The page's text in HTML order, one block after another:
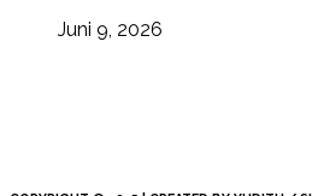
Juni 9, 2026